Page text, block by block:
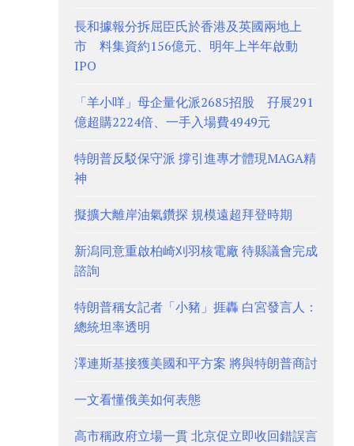
長和據報分拆屈臣氏於香港及英國兩地上
市 料集資約156億元、明年上半年啟動
IPO
「羊小咩」母企量化派2685招股 孖展291
億超購2224倍、一手入場費4949元
特朗普反駁保守派 撐引進專才體現MAGA精
神
擬擴大離岸油氣鑽探 規模遠超拜登時期
新潟同意重啟柏崎刈羽核電廠 待縣議會完成
諮詢
特朗普稱女記者「小豬」捱轟 白宮發言人：
總統坦率透明
澤連斯基接獲美國和平方案 將與特朗普商討
一文看懂俄美如何表態
高市稱政府立場一貫 北京促立即收回錯誤言